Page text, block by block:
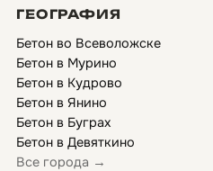
ГЕОГРАФИЯ
Бетон во Всеволожске
Бетон в Мурино
Бетон в Кудрово
Бетон в Янино
Бетон в Буграх
Бетон в Девяткино
Все города →